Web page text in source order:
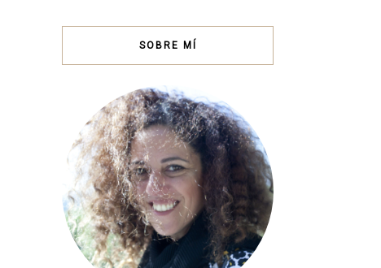
SOBRE MÍ